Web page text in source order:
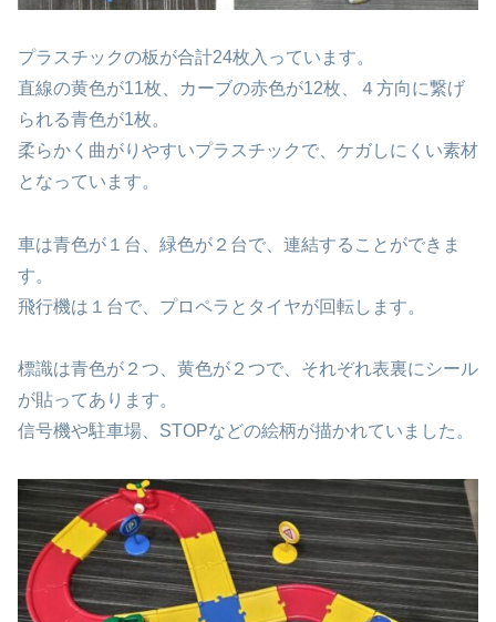
プラスチックの板が合計24枚入っています。
直線の黄色が11枚、カーブの赤色が12枚、４方向に繋げ
られる青色が1枚。
柔らかく曲がりやすいプラスチックで、ケガしにくい素材
となっています。
車は青色が１台、緑色が２台で、連結することができま
す。
飛行機は１台で、プロペラとタイヤが回転します。
標識は青色が２つ、黄色が２つで、それぞれ表裏にシール
が貼ってあります。
信号機や駐車場、STOPなどの絵柄が描かれていました。